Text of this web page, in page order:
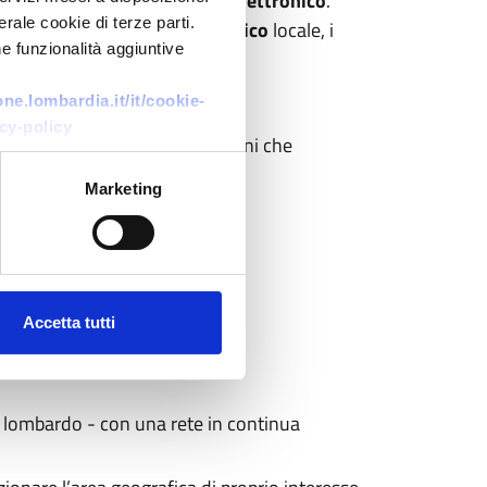
cookie di terze parti.
funzionalità aggiuntive
it/cookie-
policy
Marketing
Accetta tutti
per il trasporto pubblico locale, i
esigenze dei singoli cittadini che
- con una rete in continua